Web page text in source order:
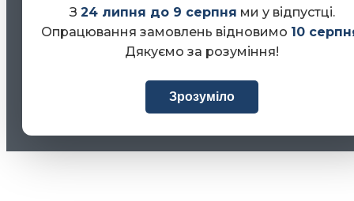
З 24 липня до 9 серпня ми у відпустці.
Опрацювання замовлень відновимо 10
Дякуємо за розуміння!
Зрозуміло